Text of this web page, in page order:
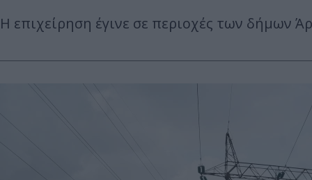
Η επιχείρηση έγινε σε περιοχές των δήμων